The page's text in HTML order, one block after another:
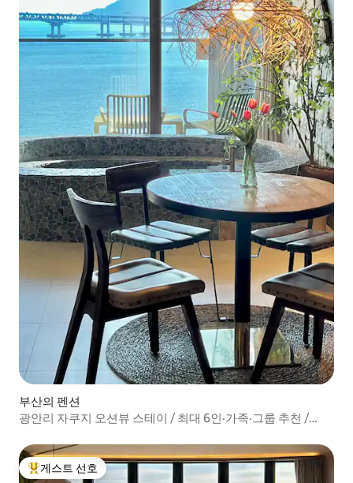
부산의 펜션
광안리 자쿠지 오션뷰 스테이 / 최대 6인·가족·그룹 추천 /
상위 게스트 선호
게스트 선호